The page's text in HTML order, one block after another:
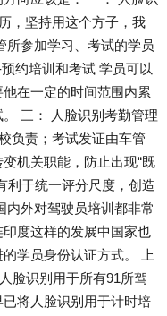
，坚持用这个方子，我
所参加学习、考试的学员
约培训和考试 学员可以
在一定的时间范围内累
三： 人脸识别考勤管理
负责；考试发证由车管
机关职能，防止出现“既
利于统一评分尺度，创造
内外对驾驶员培训都非常
度这样的发展中国家也
学员身份认证方式。 上
脸识别用于所有91所驾
将人脸识别用于计时培